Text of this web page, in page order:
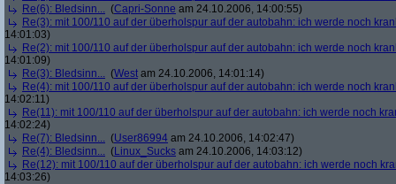
Re(6): Bledsinn... (Capri-Sonne am 24.10.2006, 14:00:55)
Re(3): mit 100/110 auf der überholspur auf der autobahn: ich werde noch
14:01:03)
Re(2): mit 100/110 auf der überholspur auf der autobahn: ich werde noch
14:01:09)
Re(3): Bledsinn... (West am 24.10.2006, 14:01:14)
Re(4): mit 100/110 auf der überholspur auf der autobahn: ich werde noch
14:02:11)
Re(11): mit 100/110 auf der überholspur auf der autobahn: ich werde noch
14:02:24)
Re(7): Bledsinn... (User86994 am 24.10.2006, 14:02:47)
Re(4): Bledsinn... (Linux_Sucks am 24.10.2006, 14:03:12)
Re(12): mit 100/110 auf der überholspur auf der autobahn: ich werde noch
14:03:26)